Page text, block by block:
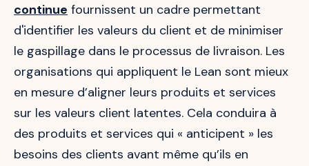
continue fournissent un cadre permettant
d'identifier les valeurs du client et de minimiser
le gaspillage dans le processus de livraison. Les
organisations qui appliquent le Lean sont mieux
en mesure d’aligner leurs produits et services
sur les valeurs client latentes. Cela conduira à
des produits et services qui « anticipent » les
besoins des clients avant même qu’ils en